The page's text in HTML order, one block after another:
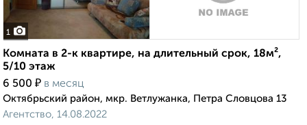
1
Комната в 2-к квартире, на длительный срок, 18м²,
5/10 этаж
6 500 ₽ в месяц
Октябрьский район, мкр. Ветлужанка, Петра Словцова 13
Агентство, 14.08.2022